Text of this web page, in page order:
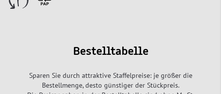
Bestelltabelle
Sparen Sie durch attraktive Staffelpreise: je größer die
Bestellmenge, desto günstiger der Stückpreis.